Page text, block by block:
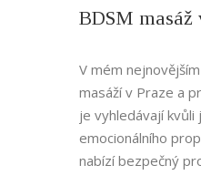
BDSM masáž
V mém
masáží v Praze a
je vyhledávají kvůli
emocionálního
nabízí bezpečný